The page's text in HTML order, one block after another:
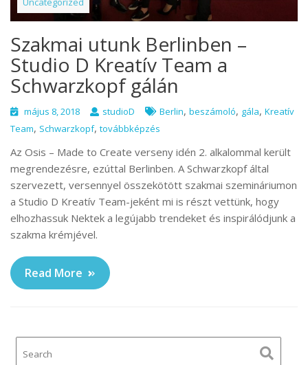
Szakmai utunk Berlinben –
Studio D Kreatív Team a
Schwarzkopf gálán
május 8, 2018 studioD Berlin,beszámoló, gála,Kreatív
Team, Schwarzkopf,továbbképzés
Az Osis – Made to Create verseny idén 2. alkalommal került
megrendezésre, ezúttal Berlinben. A Schwarzkopf által
szervezett, versennyel összekötött szakmai szemináriumon
a Studio D Kreatív Team-jeként mi is részt vettünk, hogy
elhozhassuk Nektek a legújabb trendeket és inspirálódjunk a
szakma krémjével.
Read More